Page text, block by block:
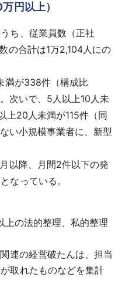
円以上）
ち、従業員数（正社
の合計は1万2,104人にの
が338件（構成比
次いで、5人以上10人未
上20人未満が115件（同
い小規模事業者に、新型
以降、月間2件以下の発
なっている。
上の法的整理、私的整理
連の経営破たんは、担当
取れたものなどを集計